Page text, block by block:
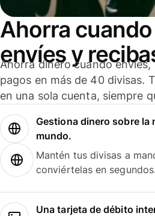
Ahorra
envíes y
Ahorra dinero cuando
pagos en más de 40 divisas.
en una sola cuenta, siempre
Gestiona dinero sobre la
mundo.
Mantén tus divisas a
conviértelas en segundos.
Una tarjeta de débito